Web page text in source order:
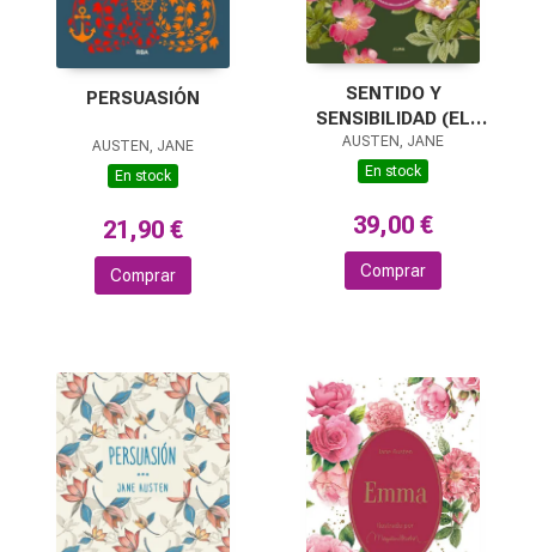
PERSUASIÓN
AUSTEN, JANE
En stock
21,90 €
Comprar
SENTIDO Y
SENSIBILIDAD (EL
JARDÍN SECRETO)
AUSTEN, JANE
En stock
39,00 €
Comprar